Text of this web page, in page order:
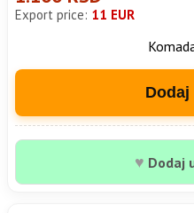
Export price: 11 EUR
♥ Dodaj